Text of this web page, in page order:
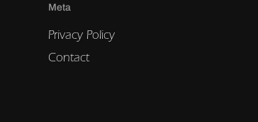
Meta
Privacy Policy
Contact